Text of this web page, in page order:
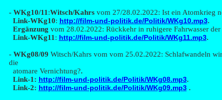
- WKg10/11 :Witsch/Kahrs vom 27/28.02.2022: Ist ein Atomkrieg
Link-WKg10: http://film-und-politik.de/Politik/WKg10.mp3.
Ergänzung vom 28.02.2022: Rückkehr in ruhigere Fahrwasser
Link-WKg11 : http://film-und-politik.de/Politik/WKg11.mp3.
- WKg08/09 Witsch/Kahrs vom vom 25.02.2022: Schlafwandeln
die
atomare Vernichtung?.
Link-1: http://film-und-politik.de/Politik/WKg08.mp3.
Link-2: http://film-und-politik.de/Politik/WKg09.mp3.